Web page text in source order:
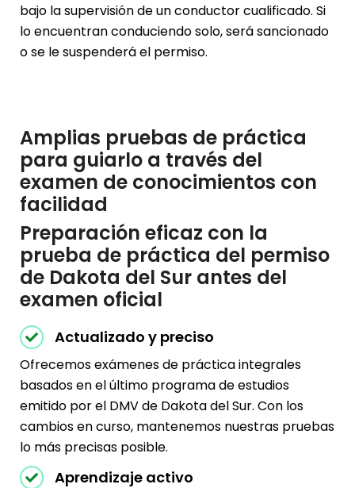
bajo la supervisión de un conductor cualificado. Si
lo encuentran conduciendo solo, será sancionado
o se le suspenderá el permiso.
Amplias pruebas de práctica
para guiarlo a través del
examen de conocimientos con
facilidad
Preparación eficaz con la
prueba de práctica del permiso
de Dakota del Sur antes del
examen oficial
Actualizado y preciso
Ofrecemos exámenes de práctica integrales
basados ​​en el último programa de estudios
emitido por el DMV de Dakota del Sur. Con los
cambios en curso, mantenemos nuestras pruebas
lo más precisas posible.
Aprendizaje activo